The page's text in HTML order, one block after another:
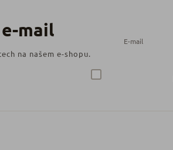
na našem e-shopu.
E-mail